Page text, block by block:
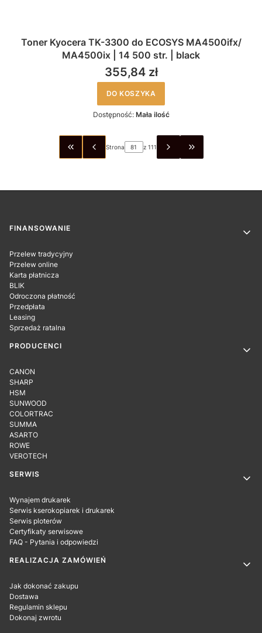
Toner Kyocera TK-3300 do ECOSYS MA4500ifx/
MA4500ix | 14 500 str. | black
355,84 zł
DO KOSZYKA
Dostępność: Mała ilość
WRÓĆ DO PIERWSZEJ STRONY Z PRODUKTAMI
Strona z 111 PRZEJDŹ DO
Linki w stopce
FINANSOWANIE
Przelew tradycyjny
Przelew online
Karta płatnicza
BLIK
Odroczona płatność
Przedpłata
Leasing
Sprzedaż ratalna
PRODUCENCI
CANON
SHARP
HSM
SUNWOOD
COLORTRAC
SUMMA
ASARTO
ROWE
VEROTECH
SERWIS
Wynajem drukarek
Serwis kserokopiarek i drukarek
Serwis ploterów
Certyfikaty serwisowe
FAQ - Pytania i odpowiedzi
REALIZACJA ZAMÓWIEŃ
Jak dokonać zakupu
Dostawa
Regulamin sklepu
Dokonaj zwrotu